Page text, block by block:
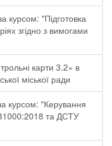
курсом: "Підготовка
згідно з вимогами
карти 3.2» в
міської ради
курсом: "Керування
та ДСТУ